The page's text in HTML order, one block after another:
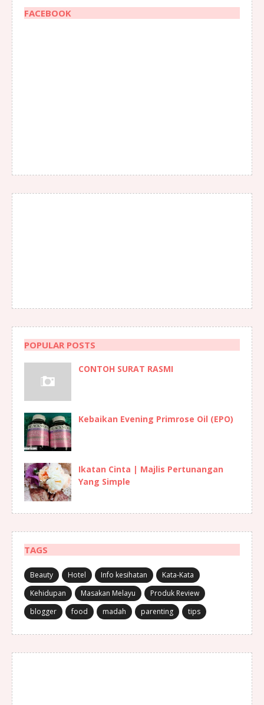
FACEBOOK
POPULAR POSTS
CONTOH SURAT RASMI
Kebaikan Evening Primrose Oil (EPO)
Ikatan Cinta | Majlis Pertunangan
Yang Simple
TAGS
Beauty Hotel Info kesihatan
Kata-Kata
Kehidupan
Masakan Melayu
Produk Review
blogger
food madah parenting tips